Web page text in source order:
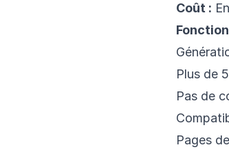
Coût :
Plus de
Pas de
Pages